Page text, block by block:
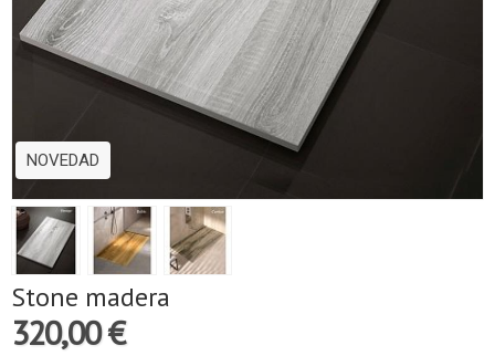
NOVEDAD
Stone madera
320,00 €